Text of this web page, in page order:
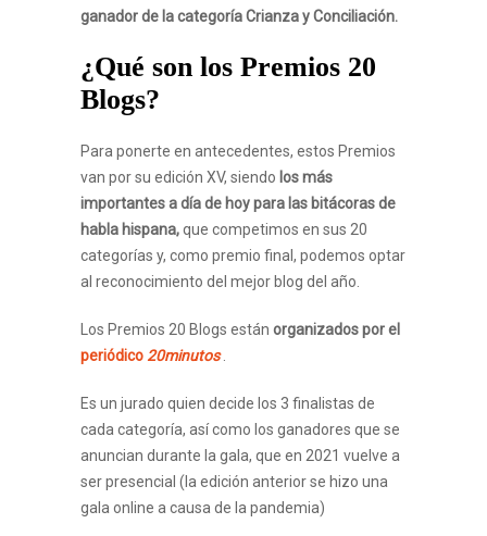
ganador de la categoría Crianza y Conciliación.
¿Qué son los Premios 20
Blogs?
Para ponerte en antecedentes, estos Premios
van por su edición XV, siendo los más
importantes a día de hoy para las bitácoras de
habla hispana,que competimos en sus 20
categorías y, como premio final, podemos optar
al reconocimiento del mejor blog del año.
Los Premios 20 Blogs están organizados por el
periódico 20minutos
Es un jurado quien decide los 3 finalistas de
cada categoría, así como los ganadores que se
anuncian durante la gala, que en 2021 vuelve a
ser presencial (la edición anterior se hizo una
gala online a causa de la pandemia)